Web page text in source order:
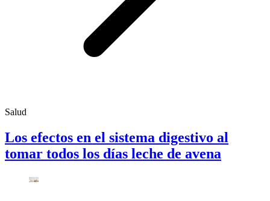
Salud
Los efectos en el sistema digestivo al
tomar todos los días leche de avena